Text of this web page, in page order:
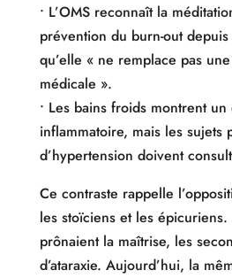
• L’OMS reconnaît la
prévention du burn-out
qu’elle « ne remplace pas
médicale ».
• Les bains froids montrent un
inflammatoire, mais les sujets
d’hypertension doivent
Ce contraste rappelle
les stoïciens et les
prônaient la maîtrise, les
d’ataraxie. Aujourd’hui, la